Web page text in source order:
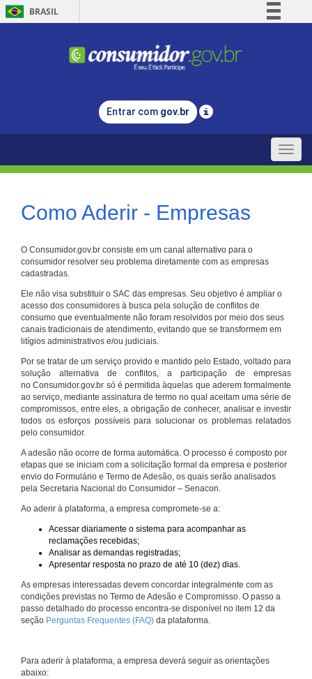
BRASIL
Comunica BR
Legislação
Entrar com gov.br
Toggle
Como Aderir - Empresas
O Consumidor.gov.br consiste em um canal alternativo para o
consumidor resolver seu problema diretamente com as empresas
cadastradas.
Ele não visa substituir o SAC das empresas. Seu objetivo é ampliar o
acesso dos consumidores à busca pela solução de conflitos de
consumo que eventualmente não foram resolvidos por meio dos seus
canais tradicionais de atendimento, evitando que se transformem em
litígios administrativos e/ou judiciais.
Por se tratar de um serviço provido e mantido pelo Estado, voltado para
solução alternativa de conflitos, a participação de empresas
no Consumidor.gov.br só é permitida àquelas que aderem formalmente
ao serviço, mediante assinatura de termo no qual aceitam uma série de
compromissos, entre eles, a obrigação de conhecer, analisar e investir
todos os esforços possíveis para solucionar os problemas relatados
pelo consumidor.
A adesão não ocorre de forma automática. O processo é composto por
etapas que se iniciam com a solicitação formal da empresa e posterior
envio do Formulário e Termo de Adesão, os quais serão analisados
pela Secretaria Nacional do Consumidor – Senacon.
Ao aderir à plataforma, a empresa compromete-se a:
Acessar diariamente o sistema para acompanhar as
reclamações recebidas;
Analisar as demandas registradas;
Apresentar resposta no prazo de até 10 (dez) dias.
As empresas interessadas devem concordar integralmente com as
condições previstas no Termo de Adesão e Compromisso. O passo a
passo detalhado do processo encontra-se disponível no item 12 da
seção Perguntas Frequentes (FAQ) da plataforma.
Para aderir à plataforma, a empresa deverá seguir as orientações
abaixo: